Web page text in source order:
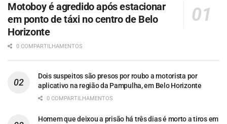
Motoboy é agredido após estacionar
em ponto de táxi no centro de Belo
Horizonte
0 COMPARTILHAMENTOS
Dois suspeitos são presos por roubo a motorista por
aplicativo na região da Pampulha, em Belo Horizonte
0 COMPARTILHAMENTOS
Homem que deixou a prisão há três dias é morto a tiros em